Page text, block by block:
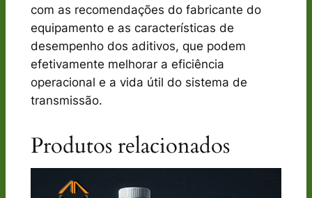
com as recomendações do fabricante do
equipamento e as características de
desempenho dos aditivos, que podem
efetivamente melhorar a eficiência
operacional e a vida útil do sistema de
transmissão.
Produtos relacionados